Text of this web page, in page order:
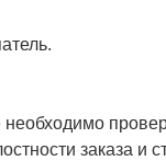
заказа и